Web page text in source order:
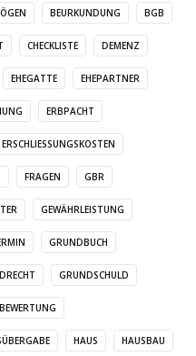
BEURKUNDUNG BGB
CHECKLISTE DEMENZ
EHEGATTE EHEPARTNER
ERBPACHT
ERSCHLIESSUNGSKOSTEN
FRAGEN GBR
GEWÄHRLEISTUNG
GRUNDBUCH
GRUNDSCHULD
HAUS HAUSBAU